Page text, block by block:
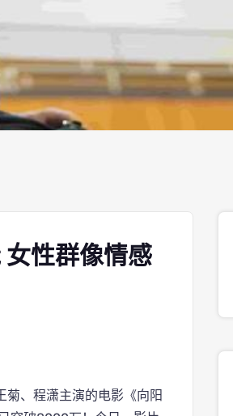
女性群像情感
菊、程潇主演的电影《向阳